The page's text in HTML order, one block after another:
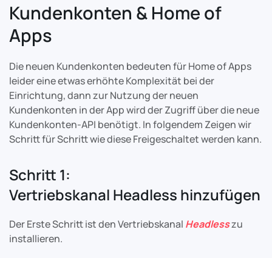
Kundenkonten & Home of
Apps
Die neuen Kundenkonten bedeuten für Home of Apps
leider eine etwas erhöhte Komplexität bei der
Einrichtung, dann zur Nutzung der neuen
Kundenkonten in der App wird der Zugriff über die neue
Kundenkonten-API benötigt. In folgendem Zeigen wir
Schritt für Schritt wie diese Freigeschaltet werden kann.
Schritt 1:
Vertriebskanal Headless hinzufügen
Der Erste Schritt ist den Vertriebskanal Headlesszu
installieren.